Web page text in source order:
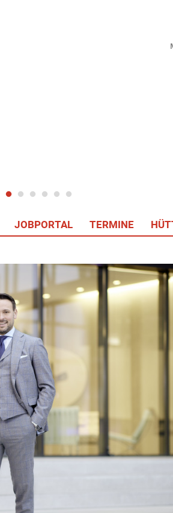
JOBPORTAL TERMINE